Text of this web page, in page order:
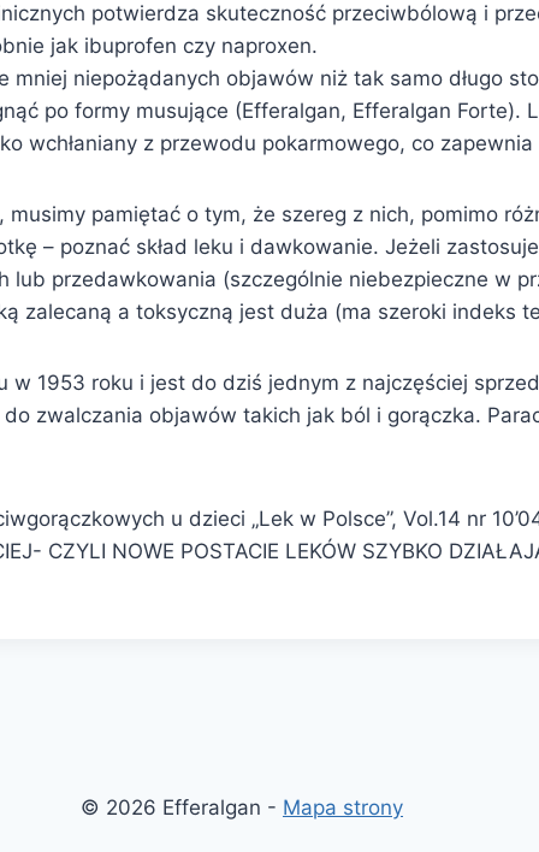
potwierdza skuteczność przeciwbólową i
jak ibuprofen czy naproxen.
niepożądanych objawów niż tak samo długo
po formy musujące (Efferalgan, Efferalgan Forte).
wchłaniany z przewodu pokarmowego, co
pamiętać o tym, że szereg z nich, pomimo
– poznać skład leku i dawkowanie. Jeżeli
lub przedawkowania (szczególnie niebezpieczne w
zalecaną a toksyczną jest duża (ma szeroki indeks
w 1953 roku i jest do dziś jednym z najczęściej
zwalczania objawów takich jak ból i gorączka.
u dzieci „Lek w Polsce”, Vol.14 nr
CZYLI NOWE POSTACIE LEKÓW SZYBKO
© 2026 Efferalgan - Mapa strony